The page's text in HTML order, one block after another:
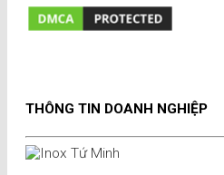
THÔNG TIN DOANH NGHIỆP